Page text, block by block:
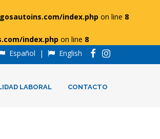
index.php on line 8
index.php on line 8
Español | English
LABORAL CONTACTO